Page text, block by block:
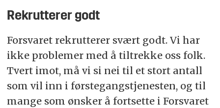
Rekrutterer godt
Forsvaret rekrutterer svært godt. Vi har
ikke problemer med å tiltrekke oss folk.
Tvert imot, må vi si nei til et stort antall
som vil inn i førstegangstjenesten, og til
mange som ønsker å fortsette i Forsvaret